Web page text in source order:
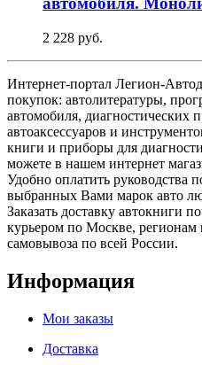
2 228 руб.
Интернет-портал Легион-
покупок: автолитературы,
автомобиля, диагностических
автоаксессуаров и
книги и приборы для
можете в нашем интернет
Удобно оплатить руководства
выбранных Вами марок авто
Заказать доставку автокниги
курьером по Москве, регионам
самовывоза по всей России.
Информация
Мои заказы
Доставка